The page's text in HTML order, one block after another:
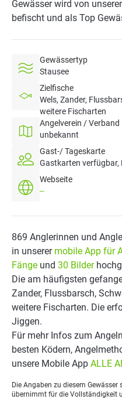
Gewässer wird von
befischt und als Top
Gewässertyp
Stausee
Zielfische
Wels, Zander,
weitere Fischarten
Angelverein / Verband
unbekannt
Gast-/ Tageskarte
Gastkarten verfügbar,
Webseite
--
869 Anglerinnen und
in unserer mobile App für
Fänge und 30 Bilder
Die am häufigsten
Zander, Flussbarsch,
weitere Fischarten. Die
Jiggen.
Für mehr Infos zum
besten Ködern,
unsere Mobile App ALLE
Die Angaben zu diesem
übernimmt für die Vollständigkeit